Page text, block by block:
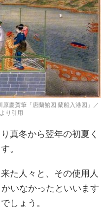
慶賀筆「唐蘭館図 蘭船入港図」／
り引用
真冬から翌年の初夏く
。
た人々と、その使用人
いなかったといいます
しょう。